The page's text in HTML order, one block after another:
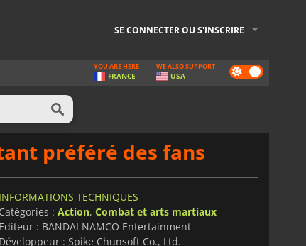
SE CONNECTER OU S'INSCRIRE
Dark
mode
YOU ARE HERE
FRANCE
WE ALSO SUPPORT
USA
préféré des fans
INFORMATIONS TECHNIQUES
Catégories : Action, Combat et arts martiaux
Editeur : BANDAI NAMCO Entertainment
Développeur : Spike Chunsoft Co., Ltd.